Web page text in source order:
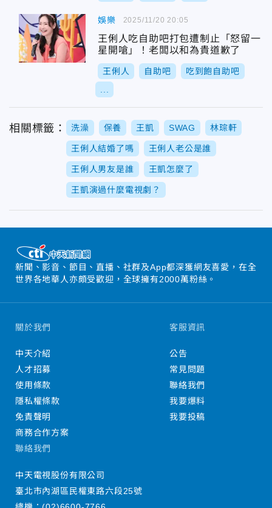
娛樂
王俐人吃自助吧打包遭制止「怒留一
星開嗆」！老闆以和為貴道歉了
王俐人 自助吧 吃到飽自助吧
2025/11/20 20:05
相關標籤： 洗澡 保養 王凱 SWAG 林琮軒
王俐人結婚了嗎 王俐人老公是誰
王俐人男友是誰 王凱怎麼了
王凱演過什麼電視劇？
新聞、影音、節目、直播、社群及App都深獲網友喜愛，在全
世界各地華人亦頗受歡迎，全球擁有2000萬粉絲。
關於我們
中天介紹
人才招募
使用條款
隱私權條款
免責聲明
商務合作方案
客服資訊
公告
常見問題
聯絡我們
我要爆料
我要投稿
聯絡我們
中天電視股份有限公司
臺北市內湖區民權東路六段25號